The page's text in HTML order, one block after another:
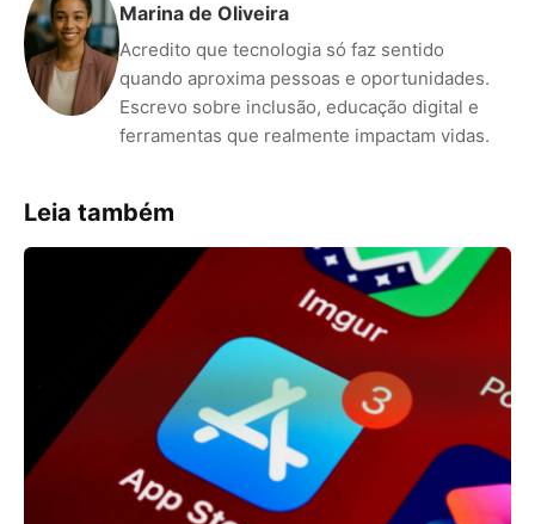
Marina de Oliveira
Acredito que tecnologia só faz sentido
quando aproxima pessoas e oportunidades.
Escrevo sobre inclusão, educação digital e
ferramentas que realmente impactam vidas.
Leia também